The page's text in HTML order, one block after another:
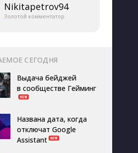
Nikitapetrov94
Золотой комментатор
СЕГОДНЯ
Выдача бейджей
в сообществе Гейминг
Названа дата, когда
отключат Google
Assistant